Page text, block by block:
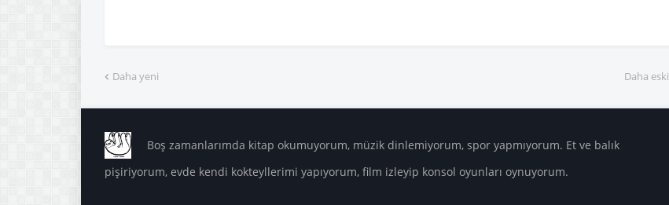
Daha yeni Daha eski
Boş zamanlarımda kitap okumuyorum, müzik dinlemiyorum, spor yapmıyorum. Et ve balık
pişiriyorum, evde kendi kokteyllerimi yapıyorum, film izleyip konsol oyunları oynuyorum.